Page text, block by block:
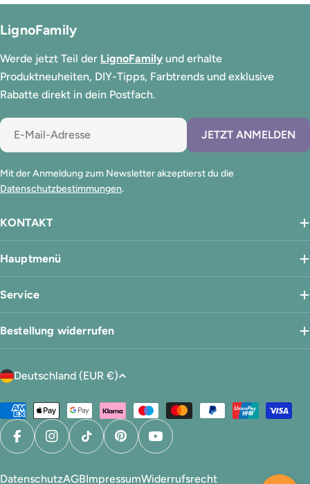
KONTAKT
Hauptmenü
Service
LignoFamily
Werde jetzt Teil der LignoFamily und erhalte
Produktneuheiten, DIY-Tipps, Farbtrends und exklusive
Rabatte direkt in dein Postfach.
E-
Mail
JETZT ANMELDEN
Mit der Anmeldung zum Newsletter akzeptierst du die
Datenschutzbestimmungen.
Bestellung widerrufen
L
n
d
/
Deutschland (EUR €)
Zahlungsmethoden
FacebookInstagramTikTok PinterestYouTube
DatenschutzAGBImpressumWiderrufsrecht